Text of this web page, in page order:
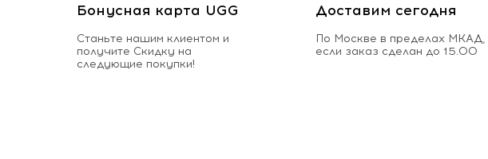
Бонусная карта UGG
Станьте нашим клиентом и
получите Скидку на
следующие покупки!
Доставим сегодня
По Москве в пределах МКАД,
если заказ сделан до 15.00